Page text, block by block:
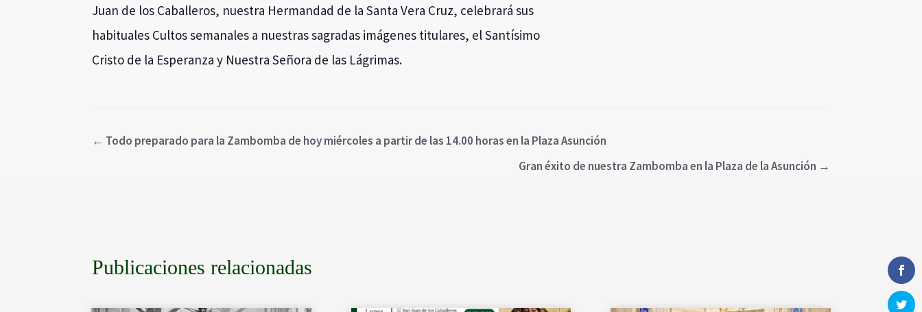
Juan de los Caballeros, nuestra Hermandad de la Santa Vera Cruz, celebrará sus
habituales Cultos semanales a nuestras sagradas imágenes titulares, el Santísimo
Cristo de la Esperanza y Nuestra Señora de las Lágrimas.
← Todo preparado para la Zambomba de hoy miércoles a partir de las 14.00 horas en la Plaza Asunción
Gran éxito de nuestra Zambomba en la Plaza de la Asunción →
Publicaciones relacionadas